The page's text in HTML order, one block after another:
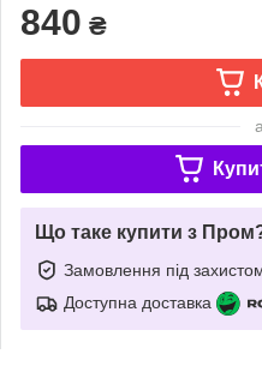
840 ₴
Що таке купити з
Замовлення під
Доступна доставка